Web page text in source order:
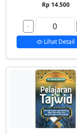
Rp 14.500
-
Lihat Detail